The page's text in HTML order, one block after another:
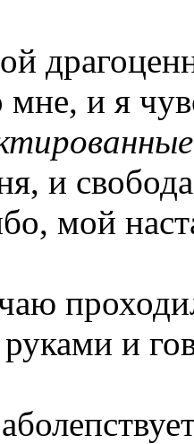
и я
и
мой
и